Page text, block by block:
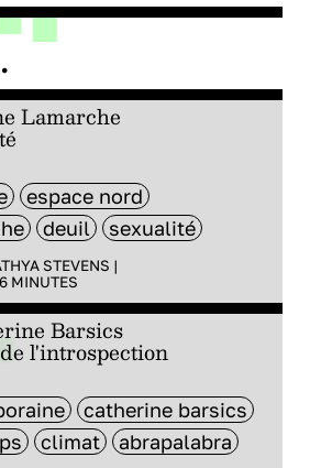
Lamarche
espace nord
deuil sexualité
STEVENS |
6MINUTES
Barsics
l'introspection
catherine barsics
climat abrapalabra